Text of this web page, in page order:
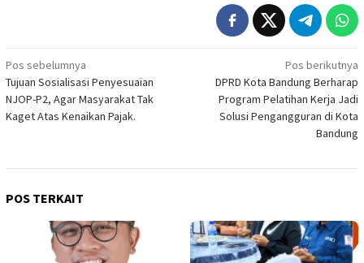
Navigasi
pos
Pos sebelumnya
Tujuan Sosialisasi Penyesuaian
NJOP-P2, Agar Masyarakat Tak
Kaget Atas Kenaikan Pajak.
Pos berikutnya
DPRD Kota Bandung Berharap
Program Pelatihan Kerja Jadi
Solusi Pengangguran di Kota
Bandung
POS TERKAIT